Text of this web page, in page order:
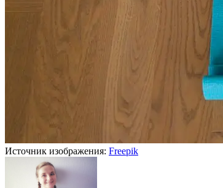
Источник изображения: Freepik